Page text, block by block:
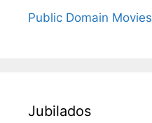
Public Domain Movies
Jubilados